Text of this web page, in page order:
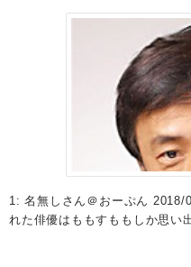
1: 名無しさん＠おーぷん
れた俳優はももすももしか思い